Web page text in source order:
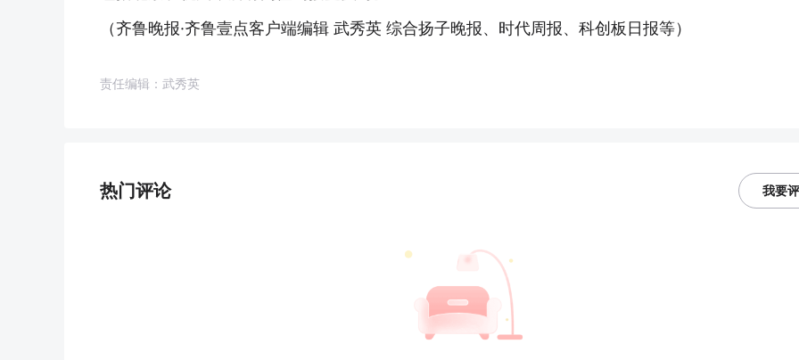
（齐鲁晚报·齐鲁壹点客户端编辑 武秀英 综合扬子晚报、时代周报、科创板日报等）
责任编辑：武秀英
热门评论 我要